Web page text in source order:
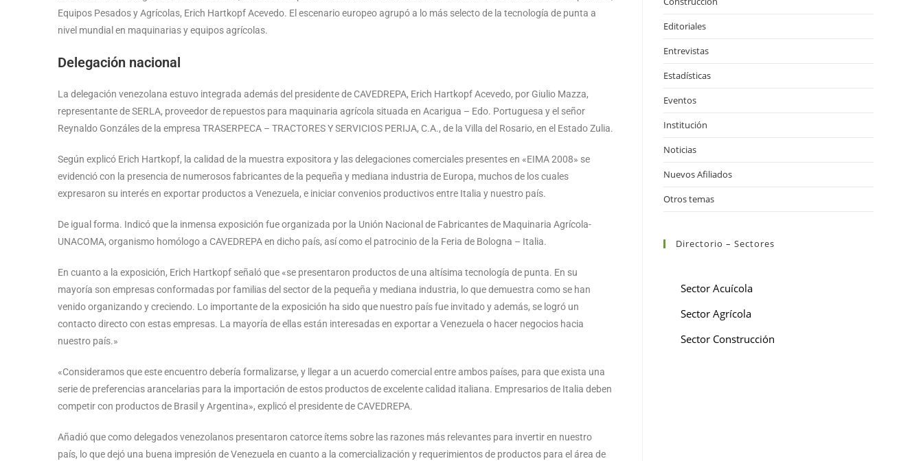
Equipos Pesados y Agrícolas, Erich Hartkopf Acevedo. El escenario europeo agrupó a lo más selecto de la tecnología de punta a
nivel mundial en maquinarias y equipos agrícolas.
Delegación nacional
La delegación venezolana estuvo integrada además del presidente de CAVEDREPA, Erich Hartkopf Acevedo, por Giulio Mazza,
representante de SERLA, proveedor de repuestos para maquinaria agrícola situada en Acarigua – Edo. Portuguesa y el señor
Reynaldo Gonzáles de la empresa TRASERPECA – TRACTORES Y SERVICIOS PERIJA, C.A., de la Villa del Rosario, en el Estado Zulia.
Según explicó Erich Hartkopf, la calidad de la muestra expositora y las delegaciones comerciales presentes en «EIMA 2008» se
evidenció con la presencia de numerosos fabricantes de la pequeña y mediana industria de Europa, muchos de los cuales
expresaron su interés en exportar productos a Venezuela, e iniciar convenios productivos entre Italia y nuestro país.
De igual forma. Indicó que la inmensa exposición fue organizada por la Unión Nacional de Fabricantes de Maquinaria Agrícola-
UNACOMA, organismo homólogo a CAVEDREPA en dicho país, así como el patrocinio de la Feria de Bologna – Italia.
En cuanto a la exposición, Erich Hartkopf señaló que «se presentaron productos de una altísima tecnología de punta. En su
mayoría son empresas conformadas por familias del sector de la pequeña y mediana industria, lo que demuestra como se han
venido organizando y creciendo. Lo importante de la exposición ha sido que nuestro país fue invitado y además, se logró un
contacto directo con estas empresas. La mayoría de ellas están interesadas en exportar a Venezuela o hacer negocios hacia
nuestro país.»
«Consideramos que este encuentro debería formalizarse, y llegar a un acuerdo comercial entre ambos países, para que exista una
serie de preferencias arancelarias para la importación de estos productos de excelente calidad italiana. Empresarios de Italia deben
competir con productos de Brasil y Argentina», explicó el presidente de CAVEDREPA.
Añadió que como delegados venezolanos presentaron catorce ítems sobre las razones más relevantes para invertir en nuestro
país, lo que dejó una buena impresión de Venezuela en cuanto a la comercialización y requerimientos de productos para el área de
Editoriales
Entrevistas
Estadísticas
Eventos
Institución
Noticias
Nuevos Afiliados
Otros temas
Directorio – Sectores
Sector Acuícola
Sector Agrícola
Sector Construcción